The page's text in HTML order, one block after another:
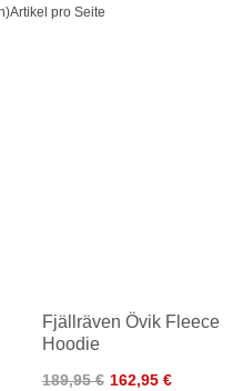
Artikel pro Seite
Fjällräven Övik Fleece
Hoodie
189,95 € 162,95 €